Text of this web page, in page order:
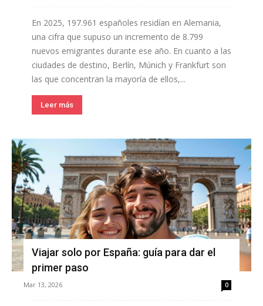
En 2025, 197.961 españoles residían en Alemania,
una cifra que supuso un incremento de 8.799
nuevos emigrantes durante ese año. En cuanto a las
ciudades de destino, Berlín, Múnich y Frankfurt son
las que concentran la mayoría de ellos,...
Leer más
Viajar solo por España: guía para dar el
primer paso
Mar 13, 2026 0